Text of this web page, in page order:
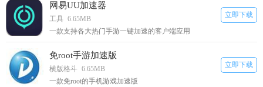
网易UU加速器
工具 6.65MB
一款支持各大热门手游一键加速的客户端应用
立即下载
免root手游加速版
横版格斗 6.65MB
一款免root的手机游戏加速版
立即下载